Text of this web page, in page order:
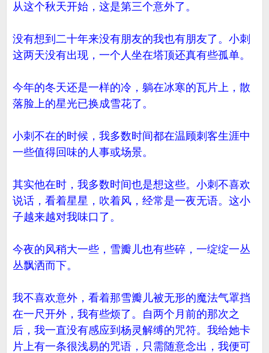
从这个秋天开始，这是第三个意外了。
没有想到二十年来没有朋友的我也有朋友了。小刺
这两天没有出现，一个人坐在塔顶还真有些孤单。
今年的冬天还是一样的冷，躺在冰寒的瓦片上，散
落脸上的星光已换成雪花了。
小刺不在的时候，我多数时间都在温顾刺客生涯中
一些值得回味的人事或场景。
其实他在时，我多数时间也是想这些。小刺不喜欢
说话，看着星星，吹着风，经常是一夜无语。这小
子越来越对我味口了。
今夜的风稍大一些，雪瓣儿也有些碎，一绽绽一丛
丛飘洒而下。
我不喜欢意外，看着那雪瓣儿被无形的魔法气罩挡
在一尺开外，我有些烦了。自两个月前的那次之
后，我一直没有感应到杨灵解缚的咒符。我给她卡
片上有一条很浅易的咒语，只需随意念出，我便可